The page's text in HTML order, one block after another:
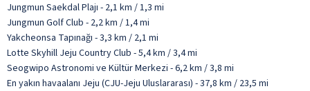
Jungmun Saekdal Plajı - 2,1 km / 1,3 mi
Jungmun Golf Club - 2,2 km / 1,4 mi
Yakcheonsa Tapınağı - 3,3 km / 2,1 mi
Lotte Skyhill Jeju Country Club - 5,4 km / 3,4 mi
Seogwipo Astronomi ve Kültür Merkezi - 6,2 km / 3,8 mi
En yakın havaalanı Jeju (CJU-Jeju Uluslararası) - 37,8 km / 23,5 mi